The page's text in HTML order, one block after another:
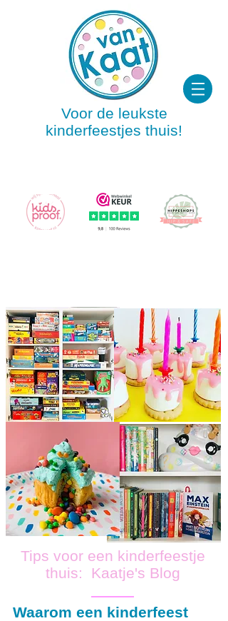
Voor de leukste
kinderfeestjes thuis!
Tips voor een kinderfeestje
thuis: Kaatje's Blog
Waarom een kinderfeest